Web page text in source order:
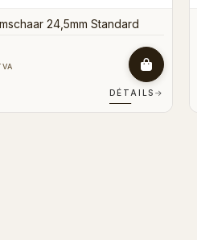
24,5mm Standard
DÉTAILS →